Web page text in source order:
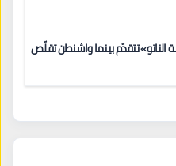
الناتو» تتقدّم بينما واشنطن تقلّص